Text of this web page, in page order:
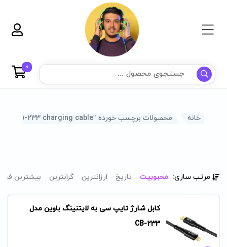
0
خانه محصولات برچسب خورده “bavin cb-233 charging cable”
مرتب سازی: محبوبیت تاریخ ارزانترین گرانترین بیشترین
کابل شارژ تایپ سی به لایتنینگ باوین مدل
CB-233